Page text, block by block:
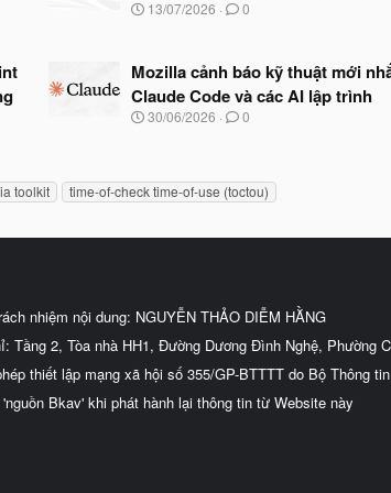
N
b
ắ
t
13/07/2026 0
Mozilla cảnh báo kỹ thuật mới
Claude Code và các AI lập trình
N
b
ắ
đ
30/06/2026 0
toolkit time-of-check time-of-use (toctou)
nhiệm nội dung: NGUYỄN THẢO DIỄM HẰNG
Tầng 2, Tòa nhà HH1, Đường Dương Đình Nghệ, Phường
thiết lập mạng xã hội số 355/GP-BTTTT do Bộ Thông
Bkav' khi phát hành lại thông tin từ Website này